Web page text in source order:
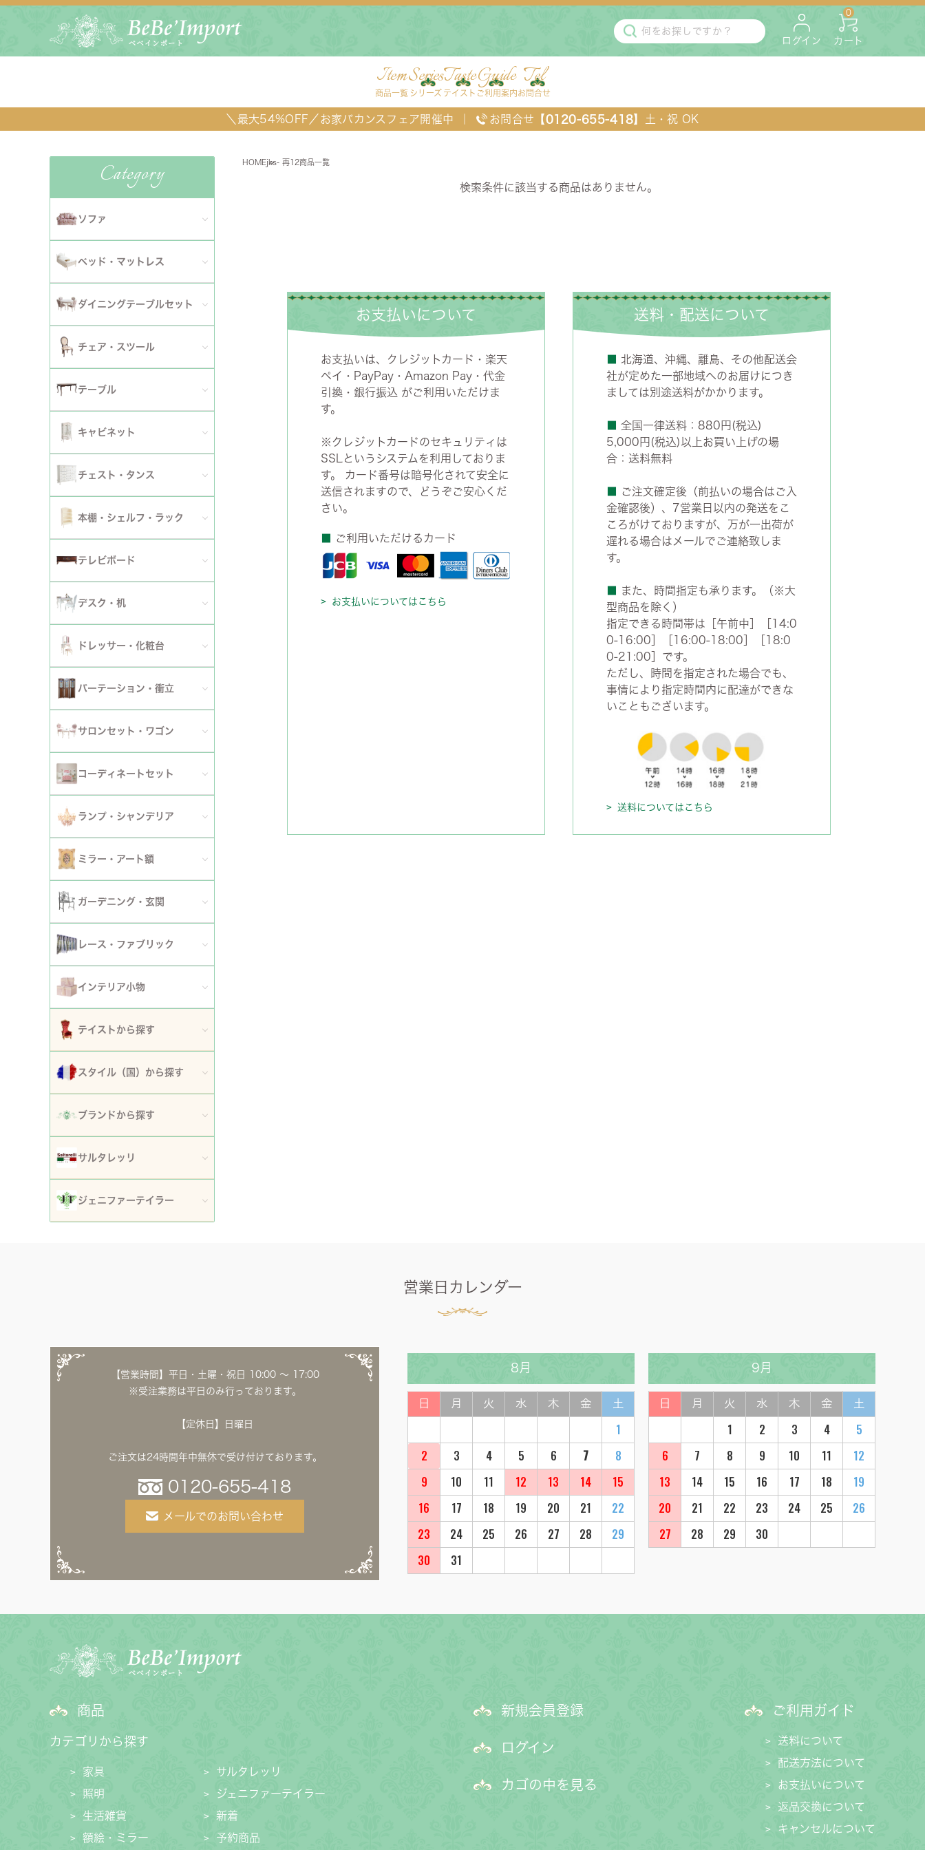
ログイン カート
0
Item
商品一覧
Series
シリーズ
Taste
テイスト
Guide
ご利用案内
Tel
お問合せ
ソファ
チェア・スツール
TVボード・サイドボード
チェスト
飾り棚・キャビネット
ドレッサー
TELラック・コンソール・花台
シリーズ・オリジナル
テイスト
玄関・その他収納
＼最大54%OFF／お家バカンスフェア開催中 お問合せ 【0120-655-418】 土・祝 OK
Category
ソファ
全てのソファ
2人掛けソファ
カウチソファ
オットマン・スツール
ファブリックソファ
革・レザー・合皮ソファ
撥水加工ソファ
ローテーブル・センターテーブル
セット
ベッド・マットレス
全てのベッド・マットレス
シングルベッド
ダブルベッド
ワイドダブルベッド
クイーンベッド
キングベッド
マットレス
ダイニングテーブルセット
全てのダイニングテーブルセット
4人用ダイニングテーブルセット
伸長式テーブルセット
ファブリックチェアセット
ダイニングテーブル
ワゴン
チェア・スツール
全てのチェア
アームチェア
デスクチェア・オフィスチェア
ロッキングチェア
リクライニングチェア
パーソナルチェア
革・レザー・合皮チェア
スツール・収納スツール・ベンチ
セット
テーブル
全てのテーブル
ローテーブル・センターテーブル
コンソールテーブル
丸テーブル・楕円テーブル
伸長式・エクステンションテーブル
こたつ・こたつテーブル
キャビネット
キャビネット・カップボード
セット
チェスト・タンス
全てのチェスト・タンス
幅51～90cm
幅151cm以上
2段
4段
セット
本棚・シェルフ・ラック
全ての本棚・シェルフ・ラック
セット
テレビボード
全てのテレビボード
幅121～150cm
幅151cm～
セット
デスク・机
全てのデスク
ドレッサー・化粧台
全てのドレッサー
セット
パーテーション・衝立
全てのパーテーション・衝立
サロンセット・ワゴン
サロンセット
サロンチェア
ワゴン
コンソールテーブル
セット
コーディネートセット
全てのコーディネートセット
ランプ・シャンデリア
全てのランプ・シャンデリア
シャンデリア・天井照明
ミラー・アート額
ミラー
ウォールデコレーション
ガーデニング・玄関
ガーデンファニチャー
ガーデン装飾・置物・オブジェ
噴水
ポスト
玄関エントランス家具
レース・ファブリック
ティッシュボックスカバー・ダストボックス
テーブルセンター・ランナー
カフェカーテン・カーテン
クッション・シートクッション・ピロー・カバー
コースター・ランチョンマット
インテリア小物
ティッシュボックスカバー
収納・ケース・ディスプレイ
写真立て・フォトフレーム
花瓶・フラワーベース
バス・トイレ・サニタリー用品
テイストから探す
ロココ調家具
白家具・ホワイトインテリア
マホガニー家具
スタイル（国）から探す
イタリア
フランス近代
ブランドから探す
ロココ・アントワネット
スノーホワイト・プチロココ
エトワールブランシュ
パリ・アパルトメント
フレンチ・カントリー
ホワイトプリンセス
フィレンツェ・クラシック
サヴォイア・ジュリア
ミラノ・クラシック・モダン
チェスターフィールド
アンリヴェルデ
パルマ
ジョージアン・アンティーク
サルタレッリ
全てのサルタレッリ
ジェニファーテイラー
HOMEjks- 再12商品一覧
検索条件に該当する商品はありません。
お支払いについて
お支払いは、クレジットカード・楽天
ペイ・PayPay・Amazon Pay・代金
引換・銀行振込 がご利用いただけま
す。
※クレジットカードのセキュリティは
SSLというシステムを利用しておりま
す。 カード番号は暗号化されて安全に
送信されますので、どうぞご安心くだ
さい。
ご利用いただけるカード
お支払いについてはこちら
送料・配送について
北海道、沖縄、離島、その他配送会
社が定めた一部地域へのお届けにつき
ましては別途送料がかかります。
全国一律送料：880円(税込)
5,000円(税込)以上お買い上げの場
合：送料無料
ご注文確定後（前払いの場合はご入
金確認後）、7営業日以内の発送をこ
ころがけておりますが、万が一出荷が
遅れる場合はメールでご連絡致しま
す。
また、時間指定も承ります。（※大
型商品を除く）
指定できる時間帯は［午前中］［14:0
0-16:00］［16:00-18:00］［18:0
0-21:00］です。
ただし、時間を指定された場合でも、
事情により指定時間内に配達ができな
いこともございます。
送料についてはこちら
営業日カレンダー
【営業時間】平日・土曜・祝日 10:00 ～ 17:00
※受注業務は平日のみ行っております。
【定休日】日曜日
ご注文は24時間年中無休で受け付けております。
0120-655-418
メールでのお問い合わせ
8月
日 月 火 水 木 金 土
1
2
3 4 5 6 7
8
9
10 11 12 13 14
15
16
17 18 19 20 21
22
23
24 25 26 27 28
29
30
31
9月
日 月 火 水 木 金 土
1 2 3 4
5
6
7 8 9 10 11
12
13
14 15 16 17 18
19
20
21 22 23 24 25
26
27
28 29 30
商品
カテゴリから探す
家具
照明
生活雑貨
額絵・ミラー
サルタレッリ
ジェニファーテイラー
新着
予約商品
新規会員登録
ログイン
カゴの中を見る
ご利用ガイド
送料について
配送方法について
お支払いについて
返品交換について
キャンセルについて